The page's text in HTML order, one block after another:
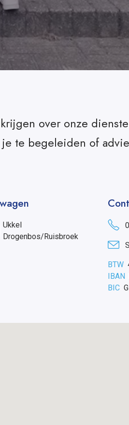
over onze
te begeleiden of
Ukkel
Drogenbos/Ruisbroek
BTW
IBAN
BIC